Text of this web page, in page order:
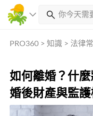
PRO360 > 知識 > 法律
如何離婚？什
婚後財產與監